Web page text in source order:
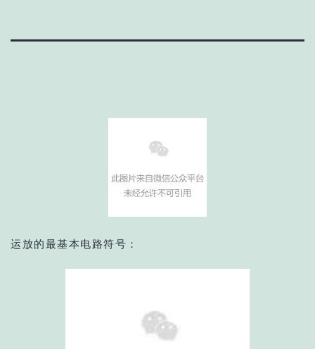
运放的最基本电路符号：